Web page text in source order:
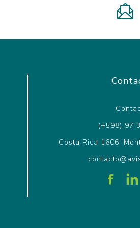
(+598) 97
Costa Rica 1606,